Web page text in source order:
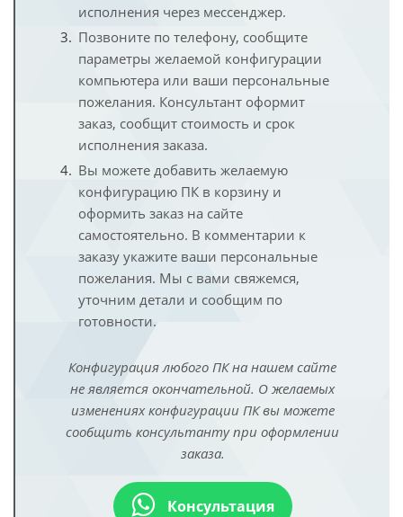
исполнения через мессенджер.
Позвоните по телефону, сообщите
параметры желаемой конфигурации
компьютера или ваши персональные
пожелания. Консультант оформит
заказ, сообщит стоимость и срок
исполнения заказа.
Вы можете добавить желаемую
конфигурацию ПК в корзину и
оформить заказ на сайте
самостоятельно. В комментарии к
заказу укажите ваши персональные
пожелания. Мы с вами свяжемся,
уточним детали и сообщим по
готовности.
Конфигурация любого ПК на нашем сайте
не является окончательной. О желаемых
изменениях конфигурации ПК вы можете
сообщить консультанту при оформлении
заказа.
Консультация